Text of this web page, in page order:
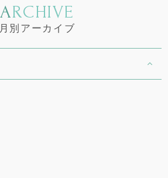
ARCHIVE
月別アーカイブ